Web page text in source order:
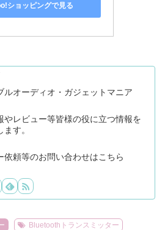
ショッピングで見る
ルオーディオ・ガジェットマニア
やレビュー等皆様の役に立つ情報を
す。
依頼等のお問い合わせはこちら
Bluetoothトランスミッター